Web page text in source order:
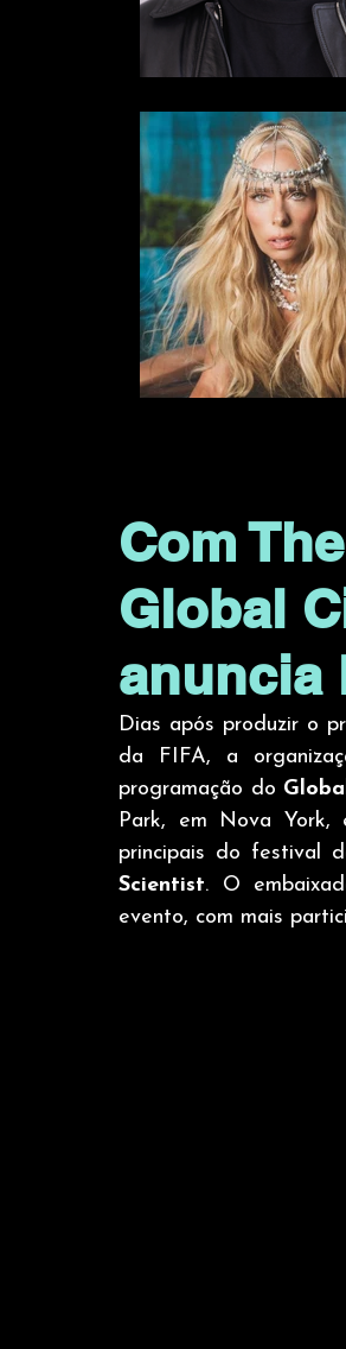
Com
Global
anuncia
Dias após produzir o
da FIFA, a
programação do
Park, em Nova York,
principais do festival
Scientist. O
evento, com mais